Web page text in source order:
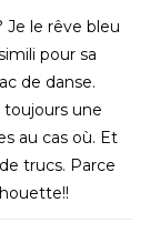
Je le rêve bleu
pour sa
de danse.
une
au cas où. Et
trucs. Parce